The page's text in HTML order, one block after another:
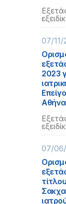
07/11/
2023
Αθήνα
07/